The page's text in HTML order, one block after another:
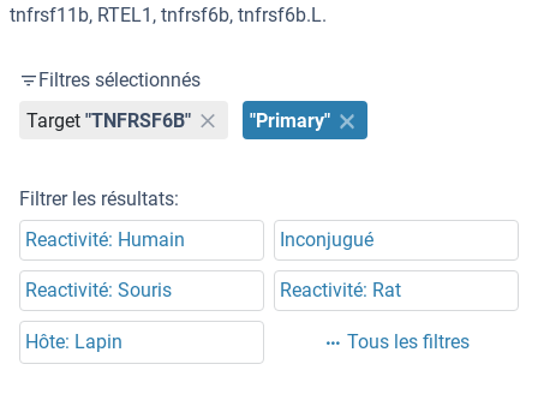
tnfrsf11b, RTEL1, tnfrsf6b, tnfrsf6b.L.
Filtres sélectionnés
Target "TNFRSF6B" "Primary"
Filtrer les résultats:
Reactivité: Humain
Inconjugué
Reactivité: Souris Reactivité: Rat
Hôte: Lapin Tous les filtres